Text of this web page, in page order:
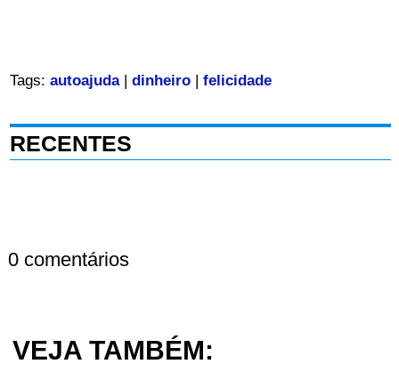
Tags: autoajuda| dinheiro| felicidade
RECENTES
0 comentários
VEJA TAMBÉM: